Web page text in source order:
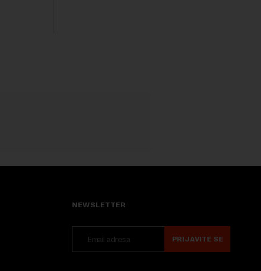
NEWSLETTER
PRIJAVITE SE